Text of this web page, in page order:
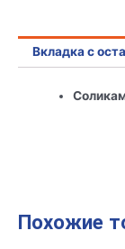
Вкладка с
Похожие